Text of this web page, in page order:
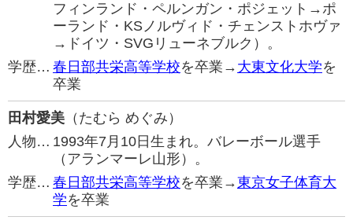
フィンランド・ペルンガン・ポジェット→ポ
ーランド・KSノルヴィド・チェンストホヴァ
→ドイツ・SVGリューネブルク）。
学歴… 春日部共栄高等学校を卒業→ 大東文化大学を
卒業
田村愛美 （たむら めぐみ）
人物… 1993年7月10日生まれ。バレーボール選手
（アランマーレ山形）。
学歴… 春日部共栄高等学校を卒業→東京女子体育大
学を卒業